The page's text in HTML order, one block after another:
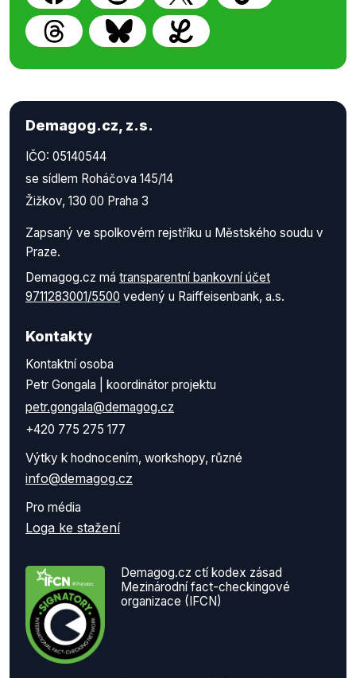
Demagog.cz, z.s.
IČO: 05140544
se sídlem Roháčova 145/14
Žižkov, 130 00 Praha 3
Zapsaný ve spolkovém rejstříku u Městského soudu v
Praze.
Demagog.cz má transparentní bankovní účet
9711283001/5500 vedený u Raiffeisenbank, a.s.
Kontakty
Kontaktní osoba
Petr Gongala | koordinátor projektu
petr.gongala@demagog.cz
+420 775 275 177
Výtky k hodnocením, workshopy, různé
info@demagog.cz
Pro média
Loga ke stažení
Demagog.cz ctí kodex zásad
Mezinárodní fact-checkingové
organizace (IFCN)